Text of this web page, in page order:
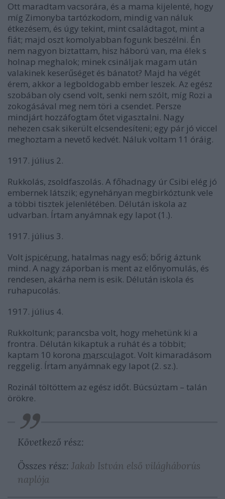
Ott maradtam vacsorára, és a mama kijelenté, hogy
míg Zimonyba tartózkodom, mindig van náluk
étkezésem, és úgy tekint, mint családtagot, mint a
fiát; majd oszt komolyabban fogunk beszélni. Én
nem nagyon biztattam, hisz háború van, ma élek s
holnap meghalok; minek csináljak magam után
valakinek keserűséget és bánatot? Majd ha végét
érem, akkor a legboldogabb ember leszek. Az egész
szobában oly csend volt, senki nem szólt, míg Rozi a
zokogásával meg nem töri a csendet. Persze
mindjárt hozzáfogtam őtet vigasztalni. Nagy
nehezen csak sikerült elcsendesíteni; egy pár jó viccel
meghoztam a nevető kedvét. Náluk voltam 11 óráig.
1917. július 2.
Rukkolás, zsoldfaszolás. A főhadnagy úr Csibi elég jó
embernek látszik; egynehányan megbirkóztunk vele
a többi tisztek jelenlétében. Délután iskola az
udvarban. Írtam anyámnak egy lapot (1.).
1917. július 3.
Volt ispicérung, hatalmas nagy eső; bőrig áztunk
mind. A nagy záporban is ment az előnyomulás, és
rendesen, akárha nem is esik. Délután iskola és
ruhapucolás.
1917. július 4.
Rukkoltunk; parancsba volt, hogy mehetünk ki a
frontra. Délután kikaptuk a ruhát és a többit;
kaptam 10 korona marsculagot. Volt kimaradásom
reggelig. Írtam anyámnak egy lapot (2. sz.).
Rozinál töltöttem az egész időt. Búcsúztam – talán
örökre.
Következő rész:
Összes rész: Jakab István első világháborús
naplója